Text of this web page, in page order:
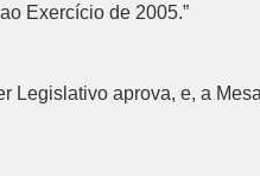
Exercício de 2005.”
Legislativo aprova, e, a